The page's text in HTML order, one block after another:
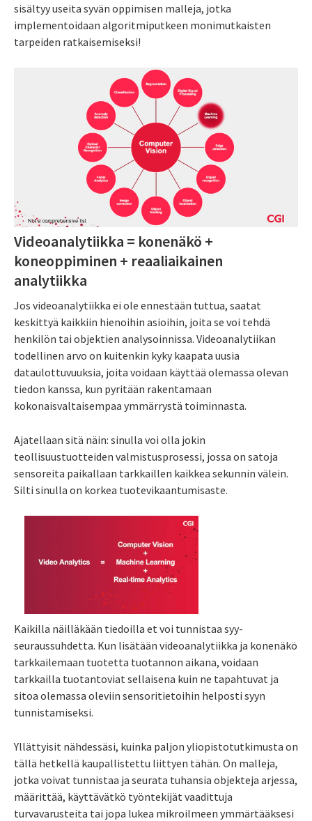
sisältyy useita syvän oppimisen malleja, jotka
implementoidaan algoritmiputkeen monimutkaisten
tarpeiden ratkaisemiseksi!
Videoanalytiikka = konenäkö +
koneoppiminen + reaaliaikainen
analytiikka
Jos videoanalytiikka ei ole ennestään tuttua, saatat
keskittyä kaikkiin hienoihin asioihin, joita se voi tehdä
henkilön tai objektien analysoinnissa. Videoanalytiikan
todellinen arvo on kuitenkin kyky kaapata uusia
dataulottuvuuksia, joita voidaan käyttää olemassa olevan
tiedon kanssa, kun pyritään rakentamaan
kokonaisvaltaisempaa ymmärrystä toiminnasta.
Ajatellaan sitä näin: sinulla voi olla jokin
teollisuustuotteiden valmistusprosessi, jossa on satoja
sensoreita paikallaan tarkkaillen kaikkea sekunnin välein.
Silti sinulla on korkea tuotevikaantumisaste.
Kaikilla näilläkään tiedoilla et voi tunnistaa syy-
seuraussuhdetta. Kun lisätään videoanalytiikka ja konenäkö
tarkkailemaan tuotetta tuotannon aikana, voidaan
tarkkailla tuotantoviat sellaisena kuin ne tapahtuvat ja
sitoa olemassa oleviin sensoritietoihin helposti syyn
tunnistamiseksi.
Yllättyisit nähdessäsi, kuinka paljon yliopistotutkimusta on
tällä hetkellä kaupallistettu liittyen tähän. On malleja,
jotka voivat tunnistaa ja seurata tuhansia objekteja arjessa,
määrittää, käyttävätkö työntekijät vaadittuja
turvavarusteita tai jopa lukea mikroilmeen ymmärtääksesi